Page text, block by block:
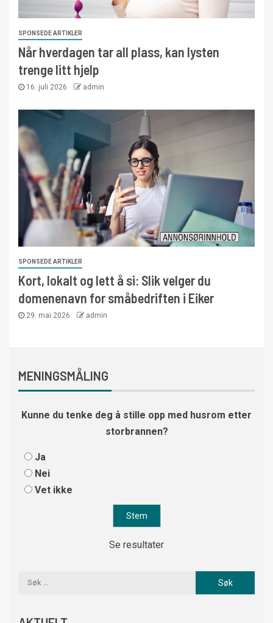
SPONSEDE ARTIKLER
Når hverdagen tar all plass, kan lysten
trenge litt hjelp
16. juli 2026 admin
SPONSEDE ARTIKLER
Kort, lokalt og lett å si: Slik velger du
domenenavn for småbedriften i Eiker
29. mai 2026 admin
MENINGSMÅLING
Kunne du tenke deg å stille opp med husrom etter
storbrannen?
Ja
Nei
Vet ikke
Se resultater